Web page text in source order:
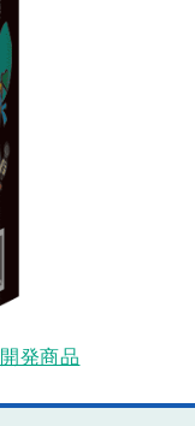
発商品